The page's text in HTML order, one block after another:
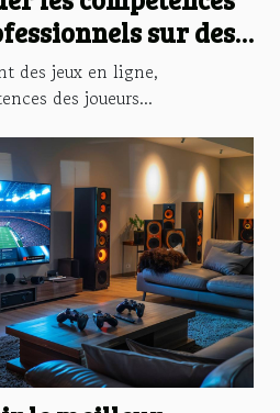
sur des
des jeux en ligne,
des joueurs...